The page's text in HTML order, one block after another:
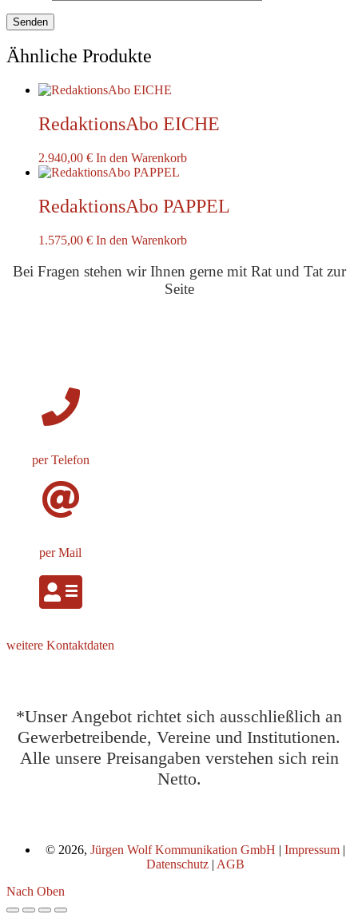
Ähnliche Produkte
RedaktionsAbo EICHE
2.940,00 € In den Warenkorb
RedaktionsAbo PAPPEL
1.575,00 € In den Warenkorb
Bei Fragen stehen wir Ihnen gerne mit Rat und Tat zur
Seite
per Telefon
per Mail
weitere Kontaktdaten
*Unser Angebot richtet sich ausschließlich an
Gewerbetreibende, Vereine und Institutionen.
Alle unsere Preisangaben verstehen sich rein
Netto.
© 2026, Jürgen Wolf Kommunikation GmbH | Impressum |
Datenschutz| AGB
Nach Oben